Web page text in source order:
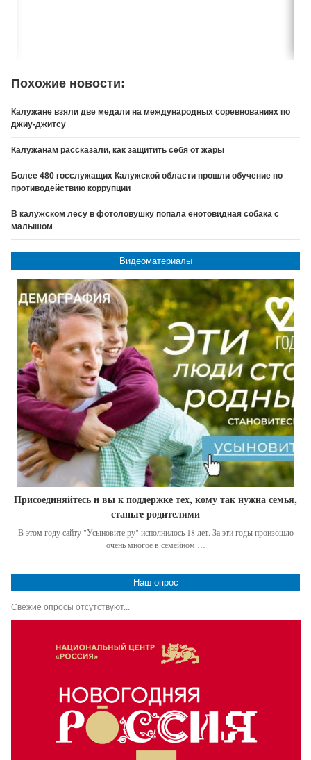
Похожие новости:
Калужане взяли две медали на международных соревнованиях по
джиу-джитсу
Калужанам рассказали, как защитить себя от жары
Более 480 госслужащих Калужской области прошли обучение по
противодействию коррупции
В калужском лесу в фотоловушку попала енотовидная собака с
малышом
Видеоматериалы
Присоединяйтесь и вы к поддержке тех, кому так нужна семья,
станьте родителями
В этом году сайту "Усыновите.ру" исполнилось 18 лет. За эти годы произошло
очень многое в семейном …
Наш опрос
Свежие опросы отсутствуют...